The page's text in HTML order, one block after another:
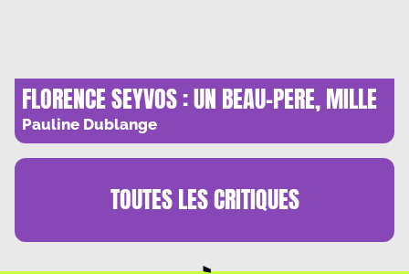
FLORENCE SEYVOS : UN BEAU-PERE, MILLE
GALERES
Pauline Dublange
TOUTES LESCRITIQUES